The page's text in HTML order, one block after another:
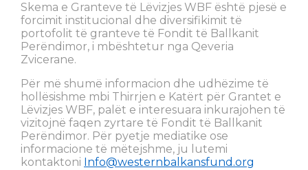
Skema e Granteve të Lëvizjes WBF është pjesë e
forcimit institucional dhe diversifikimit të
portofolit të granteve të Fondit të Ballkanit
Perëndimor, i mbështetur nga Qeveria
Zvicerane.
Për më shumë informacion dhe udhëzime të
hollësishme mbi Thirrjen e Katërt për Grantet e
Lëvizjes WBF, palët e interesuara inkurajohen të
vizitojnë faqen zyrtare të Fondit të Ballkanit
Perëndimor. Për pyetje mediatike ose
informacione të mëtejshme, ju lutemi
kontaktoni Info@westernbalkansfund.org